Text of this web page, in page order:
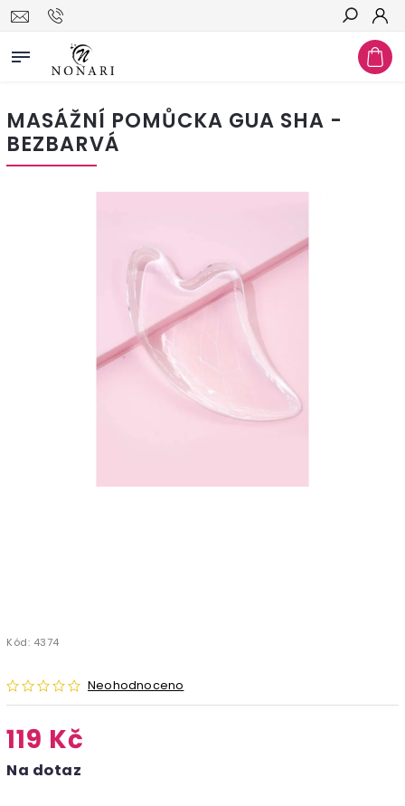
Hledat
MASÁŽNÍ POMŮCKA GUA SHA -
BEZBARVÁ
Kód: 4374
Neohodnoceno
119 Kč
Na dotaz